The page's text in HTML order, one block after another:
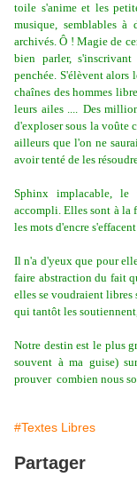
toile s'anime et les
musique, semblables à
archivés. Ô ! Magie de
bien parler,
penchée. S'élèvent alors
chaînes des hommes
leurs ailes .... Des
d'exploser sous la voûte
ailleurs que l'on ne
avoir tenté de les
Sphinx implacable, le
accompli. Elles sont à la
les mots d'encre
Il n'a d'yeux que pour
faire abstraction du fait
elles se voudraient libres
qui tantôt les
Notre destin est le plus
souvent à ma guise)
prouver combien nous
#Textes Libres
Partager